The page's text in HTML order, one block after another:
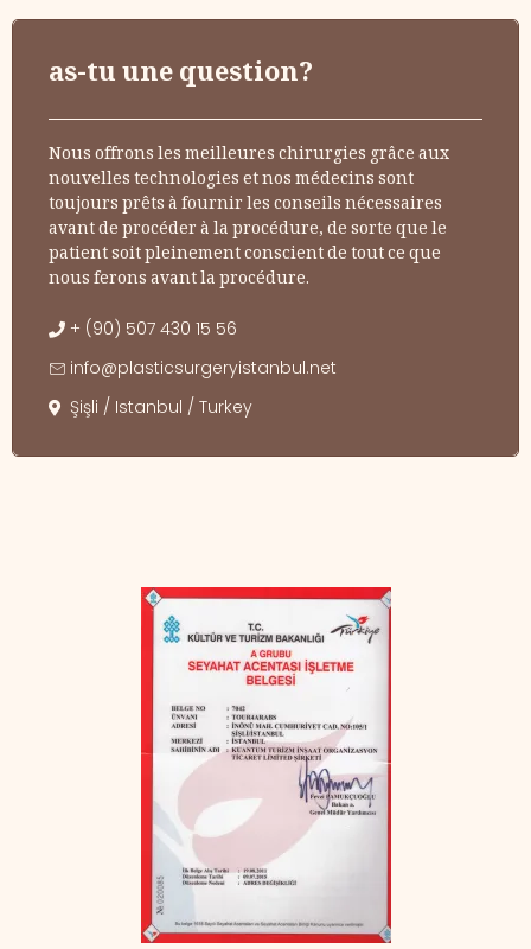
as-tu une question?
Nous offrons les meilleures chirurgies grâce aux
nouvelles technologies et nos médecins sont
toujours prêts à fournir les conseils nécessaires
avant de procéder à la procédure, de sorte que le
patient soit pleinement conscient de tout ce que
nous ferons avant la procédure.
+ (90) 507 430 15 56
info@plasticsurgeryistanbul.net
Şişli / Istanbul / Turkey